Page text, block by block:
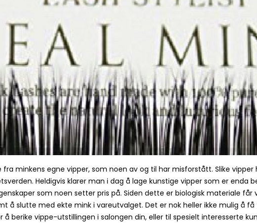
minkens egne vipper, som noen av og til har misforstått. Slike
Heldigvis klarer man i dag å lage kunstige vipper som er enda
som noen setter pris på. Siden dette er biologisk materiale
slutte med ekte mink i vareutvalget. Det er nok heller ikke mulig å få
berike vippe-utstillingen i salongen din, eller til spesielt interesserte